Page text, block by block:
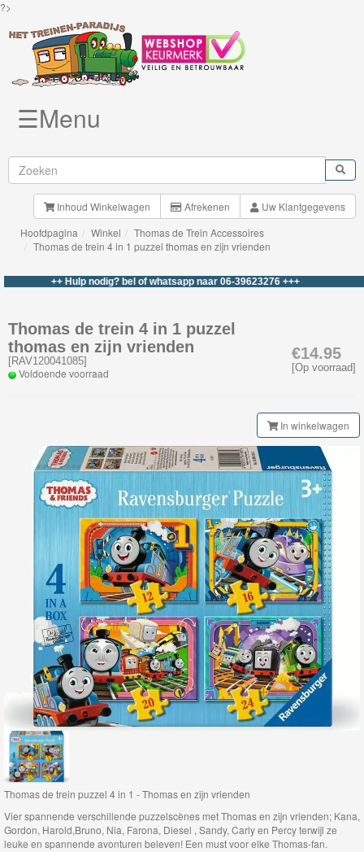
?>
Brio
Treinen
BigJigs
&
Märklin
My
Marklin
Start-
Up
Treinen
Thomas
Trackmaster
motorized
Thomas
Trackmaster
Push
Along
Thomas
de
trein
hout
☰Menu
Inhoud Winkelwagen Afrekenen
Uw Klantgegevens
Hoofdpagina
Winkel
Thomas de Trein Accessoires
Thomas de trein 4 in 1 puzzel thomas en zijn vrienden
++ Hulp nodig? bel of whatsapp naar 06-39623276 +++
€14.95
[Op voorraad]
Thomas de trein 4 in 1 puzzel
thomas en zijn vrienden
[RAV120041085]
Voldoende voorraad
In winkelwagen
Thomas de trein puzzel 4 in 1 - Thomas en zijn vrienden
Vier spannende verschillende puzzelscènes met Thomas en zijn vrienden; Kana,
Gordon, Harold,Bruno, Nia, Farona, Diesel , Sandy, Carly en Percy terwijl ze
leuke en spannende avonturen beleven! Een must voor elke Thomas-fan.